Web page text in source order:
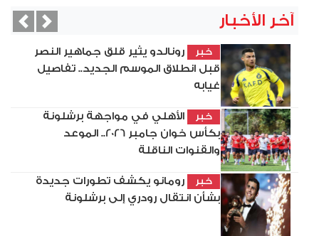
آخر الأخبار
خبر
رونالدو يثير قلق جماهير النصر
قبل انطلاق الموسم الجديد.. تفاصيل
غيابه
خبر
الأهلي في مواجهة برشلونة
بكأس خوان جامبر 2026.. الموعد
والقنوات الناقلة
خبر
رومانو يكشف تطورات جديدة
بشأن انتقال رودري إلى برشلونة
Next